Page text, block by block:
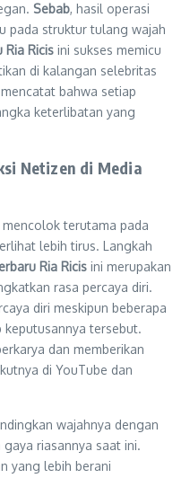
Sebab, hasil operasi
pada struktur tulang wajah
Ria Ricis ini sukses memicu
di kalangan selebritas
bahwa setiap
keterlibatan yang
Netizen di Media
mencolok terutama pada
lebih tirus. Langkah
Ria Ricis ini merupakan
rasa percaya diri.
diri meskipun beberapa
tersebut.
dan memberikan
di YouTube dan
wajahnya dengan
riasannya saat ini.
yang lebih berani